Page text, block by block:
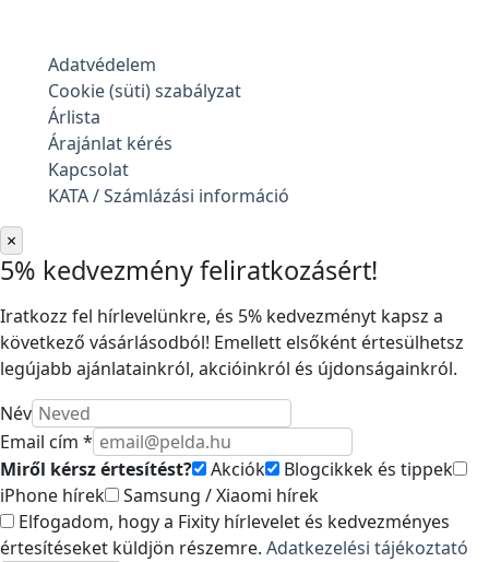
Adatvédelem
Cookie (süti) szabályzat
Árlista
Árajánlat kérés
Kapcsolat
KATA / Számlázási információ
×
5% kedvezmény feliratkozásért!
Iratkozz fel hírlevelünkre, és 5% kedvezményt kapsz a
következő vásárlásodból! Emellett elsőként értesülhetsz
legújabb ajánlatainkról, akcióinkról és újdonságainkról.
Név
Email cím *
Miről kérsz értesítést?
Akciók
Blogcikkek és tippek
iPhone hírek
Samsung / Xiaomi hírek
Elfogadom, hogy a Fixity hírlevelet és kedvezményes
értesítéseket küldjön részemre. Adatkezelési tájékoztató